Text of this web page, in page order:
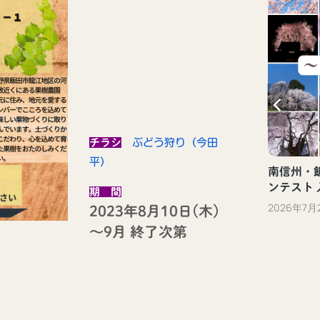
チラシ
ぶどう狩り（今田
平）
期 間
2023年8月10日(木)
～9月 終了次第
新しい観光体験「ぐるっといいだデジタ
ル体験」（飯田市）
2023年10月13日
南信州・
ンテスト
2026年7月